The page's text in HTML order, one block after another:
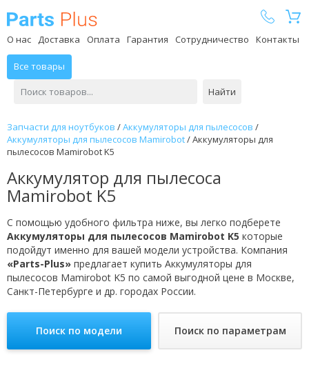
О нас Доставка Оплата Гарантия Сотрудничество Контакты
Все товары
Найти
Запчасти для ноутбуков /Аккумуляторы для пылесосов /
Аккумуляторы для пылесосов Mamirobot/Аккумуляторы для
пылесосов Mamirobot K5
Аккумулятор для пылесоса
Mamirobot K5
С помощью удобного фильтра ниже, вы легко подберете
Аккумуляторы для пылесосов Mamirobot K5 которые
подойдут именно для вашей модели устройства. Компания
«Parts-Plus» предлагает купить Аккумуляторы для
пылесосов Mamirobot K5 по самой выгодной цене в Москве,
Санкт-Петербурге и др. городах России.
Поиск по модели Поиск по параметрам